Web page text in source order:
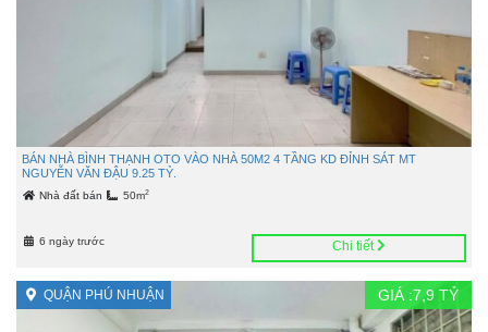
BÁN NHÀ BÌNH THẠNH OTO VÀO NHÀ 50M2 4 TẦNG KD ĐỈNH SÁT MT
NGUYỄN VĂN ĐẬU 9.25 TỶ.
Nhà đất bán 50m2
6 ngày trước Chi tiết
QUẬN PHÚ NHUẬN GIÁ :7,9 TỶ